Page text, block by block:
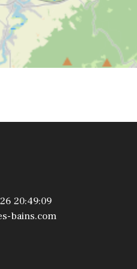
20:49:09
bains.com